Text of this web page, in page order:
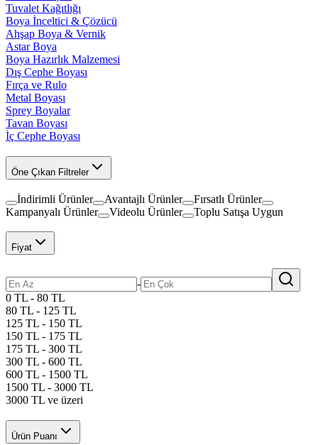
Tuvalet Kağıtlığı
Boya İnceltici & Çözücü
Ahşap Boya & Vernik
Astar Boya
Boya Hazırlık Malzemesi
Dış Cephe Boyası
Fırça ve Rulo
Metal Boyası
Sprey Boyalar
Tavan Boyası
İç Cephe Boyası
Öne Çıkan Filtreler
İndirimli Ürünler Avantajlı Ürünler
Fırsatlı Ürünler
Kampanyalı Ürünler
Videolu Ürünler Toplu Satışa Uygun
Fiyat
-
0 TL - 80 TL
80 TL - 125 TL
125 TL - 150 TL
150 TL - 175 TL
175 TL - 300 TL
300 TL - 600 TL
600 TL - 1500 TL
1500 TL - 3000 TL
3000 TL ve üzeri
Ürün Puanı